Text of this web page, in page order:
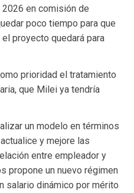
en comisión de
poco tiempo para que
proyecto quedará para
prioridad el tratamiento
que Milei ya tendría
un modelo en términos
y mejore las
entre empleador y
propone un nuevo régimen
salario dinámico por mérito